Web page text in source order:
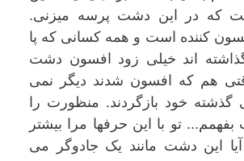
که در این دشت پرسه میزنی.
کننده است و همه کسانی که پا
اند خیلی زود افسون دشت
هم که افسون شدند دیگر نمی
گذشته خود بازگردند. منظورت را
تو با این حرفها مرا بیشتر
این دشت مانند یک جادوگر می